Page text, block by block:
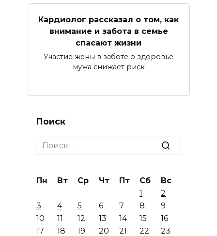
Кардиолог рассказал о том, как
внимание и забота в семье
спасают жизни
Участие жены в заботе о здоровье
мужа снижает риск
Поиск
Search
for:
Пн Вт Ср Чт Пт Сб
Вс
1
2
3
4 5 6 7 8
9
10
11 12 13 14 15
16
17
18 19 20 21 22
23